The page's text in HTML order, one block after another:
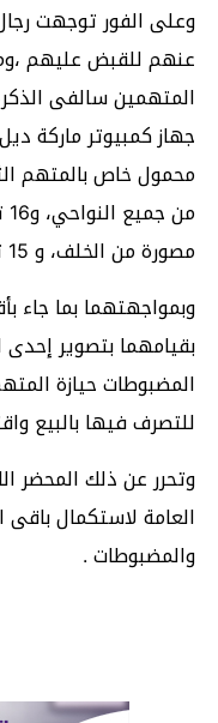
وعلى الفور توجهت
عنهم للقبض عليهم
المتهمين سالفى
جهاز كمبيوتر ماركة
محمول خاص بالمتهم
مصورة من الخلف، و 15 تذكرة مقلدة كاملة التصوير،
وبمواجهتهما بما جاء
بقيامهما بتصوير إحدى
المضبوطات حيازة
للتصرف فيها بالبيع
وتحرر عن ذلك المحضر
العامة لاستكمال باقى
والمضبوطات .